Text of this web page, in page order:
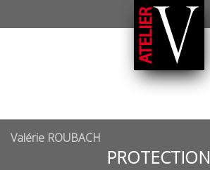
Valérie ROUBACH
PROTECTION